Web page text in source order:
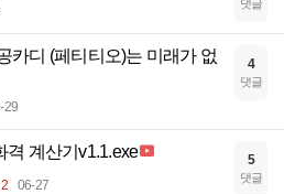
댓글
카디 (페티티오)는 미래가 없
29
4
댓글
격 계산기v1.1.exe
06-27
5
댓글